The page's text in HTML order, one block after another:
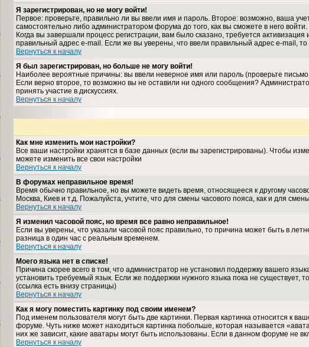
Я зарегистрирован, но не могу войти!
Первое: проверьте, правильно ли вы ввели имя и пароль. Второе: возможно, ваша
самостоятельно либо администратором форума до того, как вы сможете в него
Когда вы завершали процесс регистрации, вам было сказано, требуется
правильный адрес e-mail. Если же вы уверены, что ввели правильный адрес e-mail,
Вернуться к началу
Я был зарегистрирован, но больше не могу войти!
Наиболее вероятные причины: вы ввели неверное имя или пароль (проверьте
Если верно второе, то возможно вы не оставили ни одного сообщения?
принять участие в дискуссиях.
Вернуться к началу
Как мне изменить мои настройки?
Все ваши настройки хранятся в базе данных (если вы зарегистрированы). Чтобы
можете изменить все свои настройки
Вернуться к началу
В форумах неправильное время!
Время обычно правильное, но вы можете видеть время, относящееся к другому
Москва, Киев и т.д. Пожалуйста, учтите, что для смены часового пояса, как и для
Вернуться к началу
Я изменил часовой пояс, но время все равно неправильное!
Если вы уверены, что указали часовой пояс правильно, то причина может быть в
разница в один час с реальным временем.
Вернуться к началу
Моего языка нет в списке!
Причина скорее всего в том, что администратор не установил поддержку вашего
установить требуемый язык. Если же поддержки нужного языка пока не
(ссылка есть внизу страницы)
Вернуться к началу
Как я могу поместить картинку под своим именем?
Под именем пользователя могут быть две картинки. Первая картинка относится к
форуме. Чуть ниже может находиться картинка побольше, которая называется
них же зависит, какие аватары могут быть использованы. Если в данном форуме не
Вернуться к началу